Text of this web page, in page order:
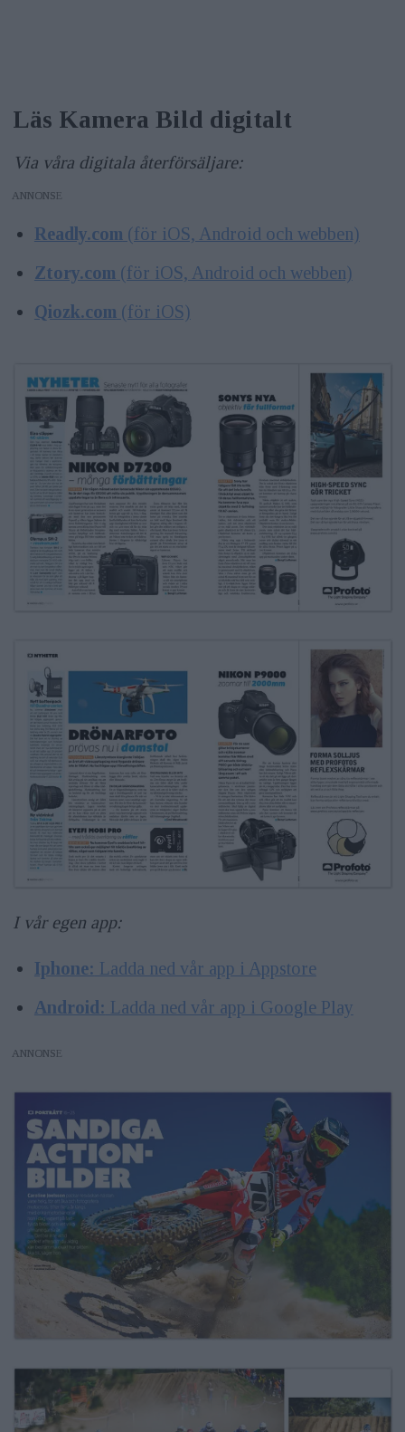
Läs Kamera Bild digitalt
Via våra digitala återförsäljare:
ANNONS
Readly.com (för iOS, Android och webben)
Ztory.com (för iOS, Android och webben)
Qiozk.com (för iOS)
I vår egen app:
Iphone: Ladda ned vår app i Appstore
Android: Ladda ned vår app i Google Play
ANNONS